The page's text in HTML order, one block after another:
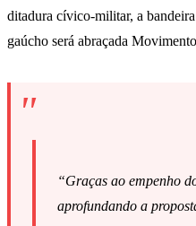
ditadura cívico-militar, a
gaúcho será abraçada
“Graças ao empenho
aprofundando a